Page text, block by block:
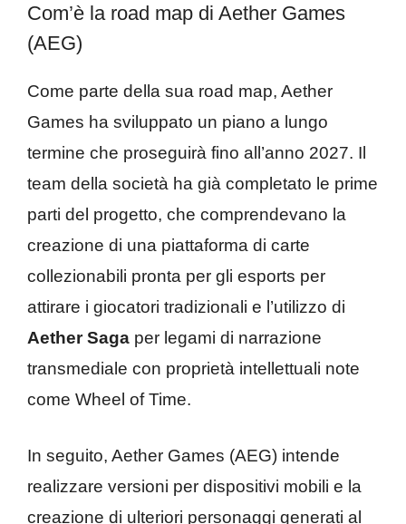
Com’è la road map di Aether Games
(AEG)
Come parte della sua road map, Aether
Games ha sviluppato un piano a lungo
termine che proseguirà fino all’anno 2027. Il
team della società ha già completato le prime
parti del progetto, che comprendevano la
creazione di una piattaforma di carte
collezionabili pronta per gli esports per
attirare i giocatori tradizionali e l’utilizzo di
Aether Saga per legami di narrazione
transmediale con proprietà intellettuali note
come Wheel of Time.
In seguito, Aether Games (AEG) intende
realizzare versioni per dispositivi mobili e la
creazione di ulteriori personaggi generati al